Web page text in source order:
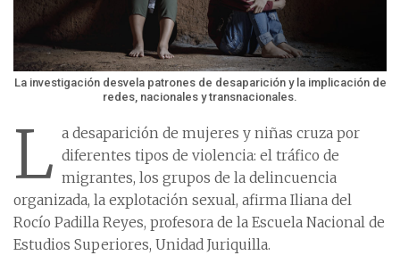
La investigación desvela patrones de desaparición y la implicación de
redes, nacionales y transnacionales.
L a desaparición de mujeres y niñas cruza por
diferentes tipos de violencia: el tráfico de
migrantes, los grupos de la delincuencia
organizada, la explotación sexual, afirma Iliana del
Rocío Padilla Reyes, profesora de la Escuela Nacional de
Estudios Superiores, Unidad Juriquilla.